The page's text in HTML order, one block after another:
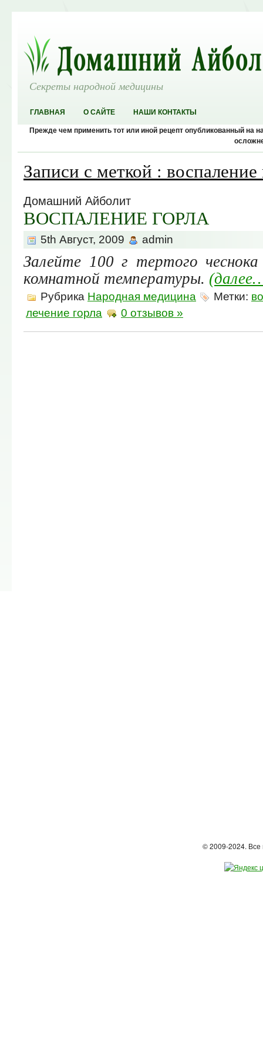
Секреты народной медицины
ГЛАВНАЯ О САЙТЕ НАШИ КОНТАКТЫ
Прежде чем применить тот или иной рецепт опубликованный на
Записи с меткой : воспаление
Домашний Айболит
ВОСПАЛЕНИЕ ГОРЛА
5th Август, 2009 admin
Залейте 100 г тертого
комнатной температуры.
Рубрика Народная медицина Метки:
лечение горла
0 отзывов »
© 2009-2024.